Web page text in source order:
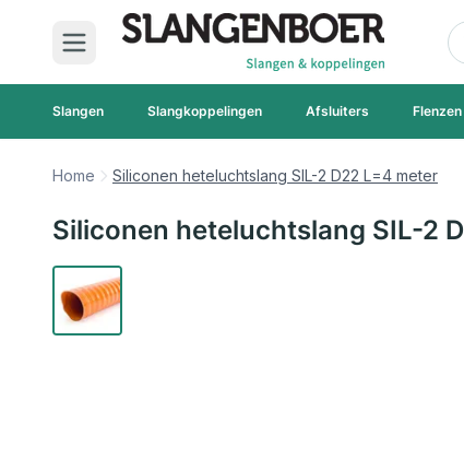
Ga naar de inhoud
Slangen Slangkoppelingen Afsluiters
Home Siliconen heteluchtslang SIL-2 D22 L=4 meter
Siliconen heteluchtslang SIL-2